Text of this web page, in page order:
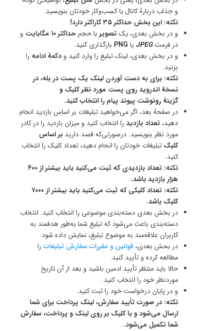
و جذاب دربارهٔ کانال یا کسب‌وکار خودتان بنویسید.
نکته: این بخش حداکثر ۳۵ کاراکتر دارد!
و در بخش بعدی، یک تصویر با حجمحداکثر ۱۰ مگابایت
و
در فرمتJPEG یا PNG بارگذاری کنید.
و در بخش بعدی، لینک تبلیغ را وارد کنید و دکمهٔ ادامه را
بزنید.
نکته: برای به دست آوردن لینک یک پست در بله، در
نسخهٔ اندروید روی پست مورد نظر کلیک و
گزینهٔ رونوشت پیوند پیام را انتخاب کنید.
در صفحهٔ بعد، اگر می‌خواهید تبلیغات بر اساس بازدید انجام
دهید، تعداد بازدید را انتخاب کنید و میزان بازدید را در کادر
مورد نظر بنویسید. درصورتی‌که قصد دارید بر اساس
کلیک تبلیغات خودتان را انجام دهید، تعداد کلیک را انتخاب
کنید.
نکته: تعداد بازدیدی که ثبت می‌کنید باید بیشتر از ۴۰۰
هزار بازدید باشد.
نکته: تعداد کلیکی که ثبت می‌کنید باید بیشتر از ۷۰۰۰
کلیک باشد.
در بخش بعدی دسته‌بندی موضوعی را انتخاب کنید. انتخاب
دسته‌بندی باعث می‌شود که تبلیغ شما به‌طور هدفمند به
کاربران علاقه‌مند به موضوع تبلیغ، نمایش داده شود.
در بحش بعدی،قوانین و مقررات سفارش تبلیغات را
مطالعه کرده و تأیید کنید.
حالا باید منتظر تأیید ادمین باشید و بعد از آن تاریخ
موردنظر خود را انتخاب کنید.
و در پایان درخواست خود را ثبت کنید.
نکته: در صورت تأیید سفارش، لینک پرداخت برای شما
ارسال می‌شود و با کلیک بر روی لینک و پرداخت، سفارش
شما تکمیل می‌شود.